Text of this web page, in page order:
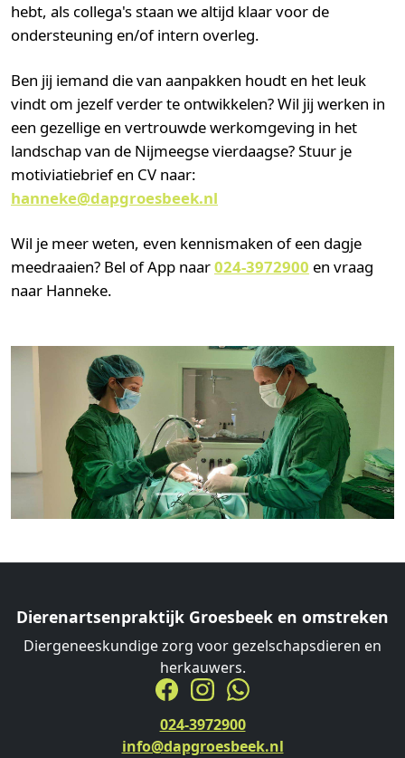
hebt, als collega's staan we altijd klaar voor de
ondersteuning en/of intern overleg.
Ben jij iemand die van aanpakken houdt en het leuk
vindt om jezelf verder te ontwikkelen? Wil jij werken in
een gezellige en vertrouwde werkomgeving in het
landschap van de Nijmeegse vierdaagse? Stuur je
motiviatiebrief en CV naar:
hanneke@dapgroesbeek.nl
Wil je meer weten, even kennismaken of een dagje
meedraaien? Bel of App naar024‑3972900 en vraag
naar Hanneke.
Previous
Dierenartsenpraktijk Groesbeek en omstreken
Diergeneeskundige zorg voor gezelschapsdieren en
herkauwers.
024‑3972900
info@dapgroesbeek.nl